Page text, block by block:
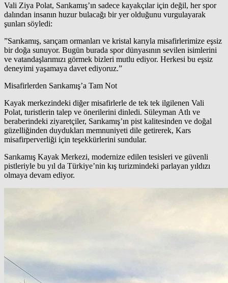
​Vali Ziya Polat, Sarıkamış’ın sadece kayakçılar için değil, her spor
dalından insanın huzur bulacağı bir yer olduğunu vurgulayarak
şunları söyledi:
​”Sarıkamış, sarıçam ormanları ve kristal karıyla misafirlerimize eşsiz
bir doğa sunuyor. Bugün burada spor dünyasının sevilen isimlerini
ve vatandaşlarımızı görmek bizleri mutlu ediyor. Herkesi bu eşsiz
deneyimi yaşamaya davet ediyoruz.”
​Misafirlerden Sarıkamış’a Tam Not
​Kayak merkezindeki diğer misafirlerle de tek tek ilgilenen Vali
Polat, turistlerin talep ve önerilerini dinledi. Süleyman Atlı ve
beraberindeki ziyaretçiler, Sarıkamış’ın pist kalitesinden ve doğal
güzelliğinden duydukları memnuniyeti dile getirerek, Kars
misafirperverliği için teşekkürlerini sundular.
​Sarıkamış Kayak Merkezi, modernize edilen tesisleri ve güvenli
pistleriyle bu yıl da Türkiye’nin kış turizmindeki parlayan yıldızı
olmaya devam ediyor.